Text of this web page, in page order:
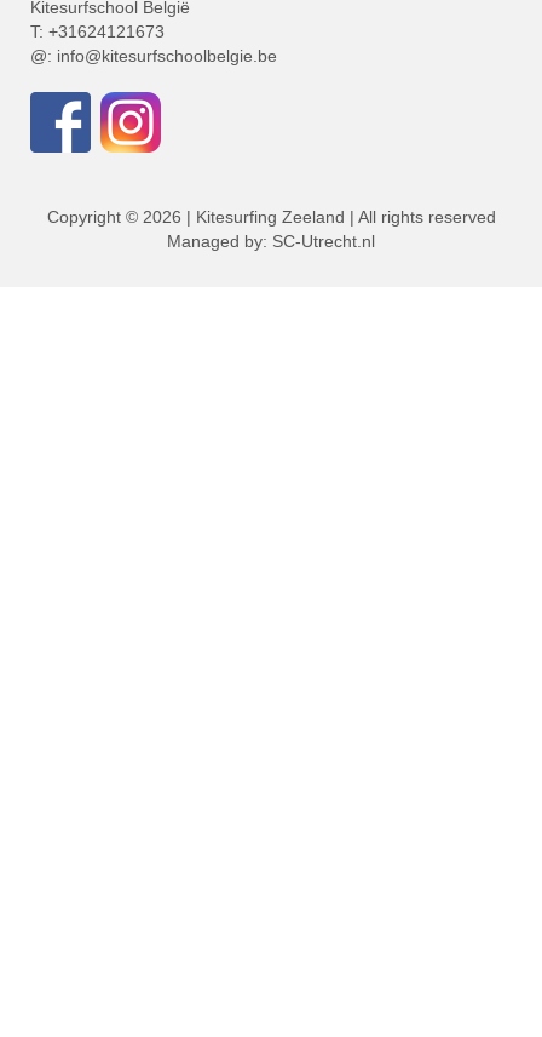
Kitesurfschool België
T: +31624121673
@: info@kitesurfschoolbelgie.be
Copyright © 2026 | Kitesurfing Zeeland | All rights reserved
Managed by: SC-Utrecht.nl